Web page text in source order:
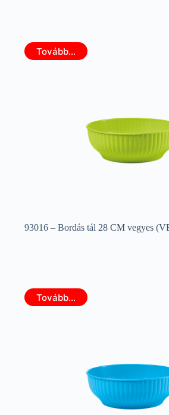
Tovább...
93016 – Bordás tál 28 CM vegyes
Tovább...